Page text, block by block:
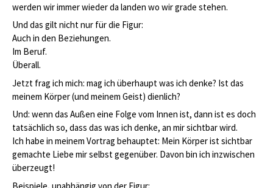
werden wir immer wieder da landen wo wir grade stehen.
Und das gilt nicht nur für die Figur:
Auch in den Beziehungen.
Im Beruf.
Überall.
Jetzt frag ich mich: mag ich überhaupt was ich denke? Ist das
meinem Körper (und meinem Geist) dienlich?
Und: wenn das Außen eine Folge vom Innen ist, dann ist es doch
tatsächlich so, dass das was ich denke, an mir sichtbar wird.
Ich habe in meinem Vortrag behauptet: Mein Körper ist sichtbar
gemachte Liebe mir selbst gegenüber. Davon bin ich inzwischen
überzeugt!